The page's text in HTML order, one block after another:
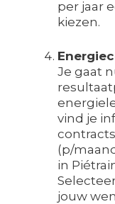
per jaar
kiezen.
Je gaat
vind je
(p/
in
jouw